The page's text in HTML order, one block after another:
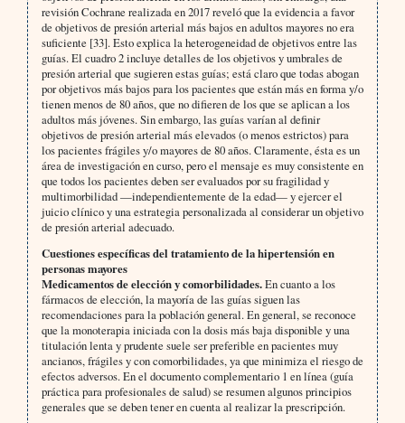
revisión Cochrane realizada en 2017 reveló que la evidencia a favor
de objetivos de presión arterial más bajos en adultos mayores no era
suficiente [33]. Esto explica la heterogeneidad de objetivos entre las
guías. El cuadro 2 incluye detalles de los objetivos y umbrales de
presión arterial que sugieren estas guías; está claro que todas abogan
por objetivos más bajos para los pacientes que están más en forma y/o
tienen menos de 80 años, que no difieren de los que se aplican a los
adultos más jóvenes. Sin embargo, las guías varían al definir
objetivos de presión arterial más elevados (o menos estrictos) para
los pacientes frágiles y/o mayores de 80 años. Claramente, ésta es un
área de investigación en curso, pero el mensaje es muy consistente en
que todos los pacientes deben ser evaluados por su fragilidad y
multimorbilidad —independientemente de la edad— y ejercer el
juicio clínico y una estrategia personalizada al considerar un objetivo
de presión arterial adecuado.
Cuestiones específicas del tratamiento de la hipertensión en
personas mayores
Medicamentos de elección y comorbilidades.En cuanto a los
fármacos de elección, la mayoría de las guías siguen las
recomendaciones para la población general. En general, se reconoce
que la monoterapia iniciada con la dosis más baja disponible y una
titulación lenta y prudente suele ser preferible en pacientes muy
ancianos, frágiles y con comorbilidades, ya que minimiza el riesgo de
efectos adversos. En el documento complementario 1 en línea (guía
práctica para profesionales de salud) se resumen algunos principios
generales que se deben tener en cuenta al realizar la prescripción.